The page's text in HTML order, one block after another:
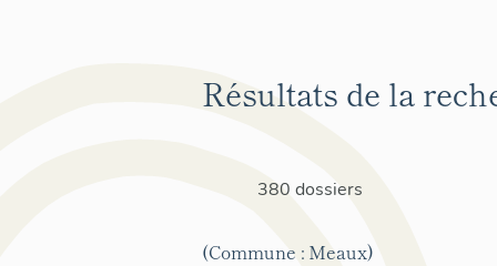
Résultats de la
380 dossiers
(Commune : Meaux)